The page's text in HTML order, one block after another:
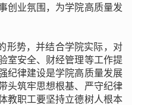
创业氛围，为学院高质量发
形势，并结合学院实际，对
室安全、财经管理等工作提
纪律建设是学院高质量发展
头筑牢思想根基、严守纪律
教职工要坚持立德树人根本